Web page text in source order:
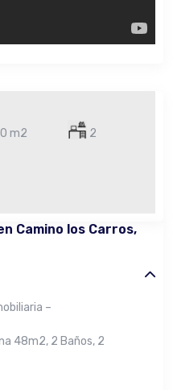
m2 2
Camino los Carros,
–
48m2, 2 Baños, 2